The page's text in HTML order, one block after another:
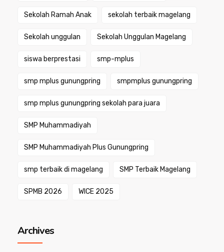
Sekolah Ramah Anak sekolah terbaik magelang
Sekolah unggulan Sekolah Unggulan Magelang
siswa berprestasi smp-mplus
smp mplus gunungpring smpmplus gunungpring
smp mplus gunungpring sekolah para juara
SMP Muhammadiyah
SMP Muhammadiyah Plus Gunungpring
smp terbaik di magelang SMP Terbaik Magelang
SPMB 2026 WICE 2025
Archives